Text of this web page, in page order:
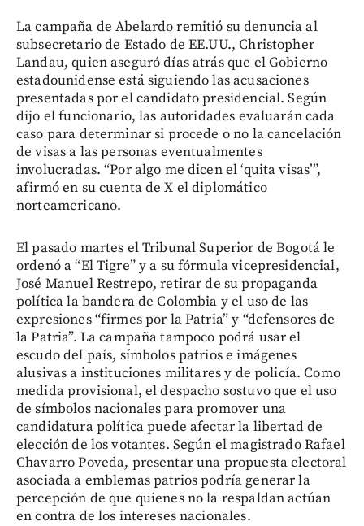
La campaña de Abelardo remitió su denuncia al
subsecretario de Estado de EE.UU., Christopher
Landau, quien aseguró días atrás que el Gobierno
estadounidense está siguiendo las acusaciones
presentadas por el candidato presidencial. Según
dijo el funcionario, las autoridades evaluarán cada
caso para determinar si procede o no la cancelación
de visas a las personas eventualmentes
involucradas. “Por algo me dicen el ‘quita visas’”,
afirmó en su cuenta de X el diplomático
norteamericano.
El pasado martes el Tribunal Superior de Bogotá le
ordenó a “El Tigre” y a su fórmula vicepresidencial,
José Manuel Restrepo, retirar de su propaganda
política la bandera de Colombia y el uso de las
expresiones “firmes por la Patria” y “defensores de
la Patria”. La campaña tampoco podrá usar el
escudo del país, símbolos patrios e imágenes
alusivas a instituciones militares y de policía. Como
medida provisional, el despacho sostuvo que el uso
de símbolos nacionales para promover una
candidatura política puede afectar la libertad de
elección de los votantes. Según el magistrado Rafael
Chavarro Poveda, presentar una propuesta electoral
asociada a emblemas patrios podría generar la
percepción de que quienes no la respaldan actúan
en contra de los intereses nacionales.